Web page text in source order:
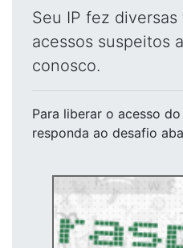
Seu IP fez
acessos suspeitos
conosco.
Para liberar o acesso do
responda ao desafio